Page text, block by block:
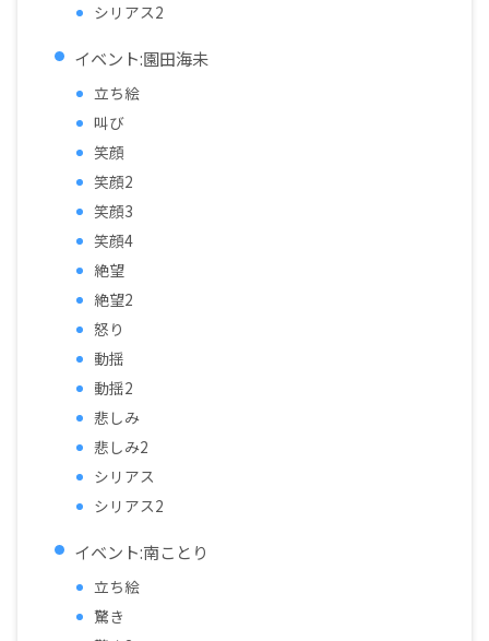
シリアス2
イベント:園田海未
立ち絵
叫び
笑顔
笑顔2
笑顔3
笑顔4
絶望
絶望2
怒り
動揺
動揺2
悲しみ
悲しみ2
シリアス
シリアス2
イベント:南ことり
立ち絵
驚き